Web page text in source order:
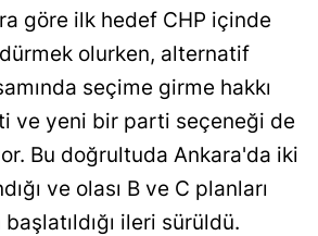
göre ilk hedef CHP içinde
olurken, alternatif
seçime girme hakkı
ve yeni bir parti seçeneği de
Bu doğrultuda Ankara'da iki
ve olası B ve C planları
başlatıldığı ileri sürüldü.